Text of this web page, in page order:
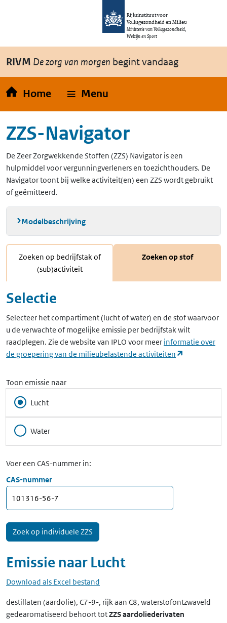
Overslaan en naar de inhoud gaan
Rijksinstituut voor
Volksgezondheid en Milieu
Ministerie van Volksgezondheid,
Welzijn en Sport
RIVM De zorg van morgen begint vandaag
Home Menu
ZZS-Navigator
De Zeer Zorgwekkende Stoffen (ZZS) Navigator is een
hulpmiddel voor vergunningverleners en toezichthouders. De
Navigator toont bij welke activiteit(en) een ZZS wordt gebruikt
of geëmitteerd.
Modelbeschrijving
Zoeken op bedrijfstak of
(sub)activiteit
Zoeken op stof
Selectie
Selecteer het compartiment (lucht of water) en de stof waarvoor
u de verwachte of mogelijke emissie per bedrijfstak wilt
raadplegen. Zie de website van IPLO voor meer informatie over
de groepering van de milieubelastende activiteiten
Toon emissie naar
Lucht
Water
Voer een CAS-nummer in:
CAS-nummer
Emissie naar Lucht
Download als Excel bestand
destillaten (aardolie), C7-9-, rijk aan C8, waterstofontzwaveld
gedearomatiseerd behoort totZZS aardoliederivaten